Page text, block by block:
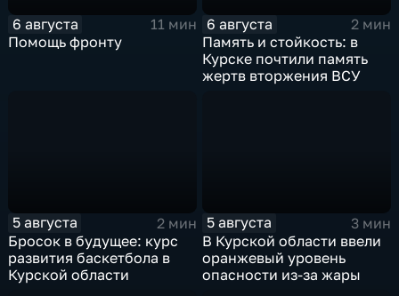
6 августа
11 мин
Помощь фронту
6 августа
2 мин
Память и стойкость: в
Курске почтили память
жертв вторжения ВСУ
5 августа
2 мин
Бросок в будущее: курс
развития баскетбола в
Курской области
5 августа
3 мин
В Курской области ввели
оранжевый уровень
опасности из-за жары